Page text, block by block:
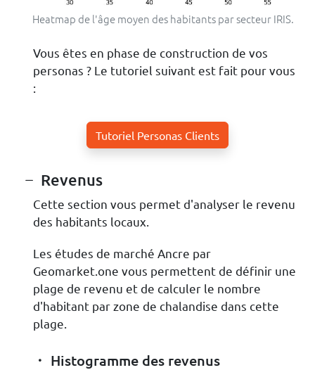
Heatmap de l'âge moyen des habitants par secteur IRIS.
Vous êtes en phase de construction de vos
personas ? Le tutoriel suivant est fait pour vous
:
Tutoriel Personas Clients
Revenus
Cette section vous permet d'analyser le revenu
des habitants locaux.
Les études de marché Ancre par
Geomarket.one vous permettent de définir une
plage de revenu et de calculer le nombre
d'habitant par zone de chalandise dans cette
plage.
Histogramme des revenus